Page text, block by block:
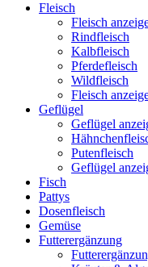
Fleisch
Fleisch
Rindfleisch
Kalbfleisch
Pferdefleisch
Wildfleisch
Fleisch
Geflügel
Geflügel
Putenfleisch
Geflügel
Fisch
Pattys
Dosenfleisch
Gemüse
Futterergänzung